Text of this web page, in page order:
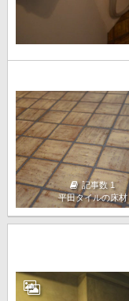
記事数 1
平田タイルの床材